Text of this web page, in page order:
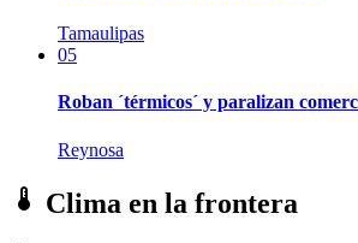
Tamaulipas
05
Roban ´térmicos´ y paralizan
Reynosa
Clima en la frontera